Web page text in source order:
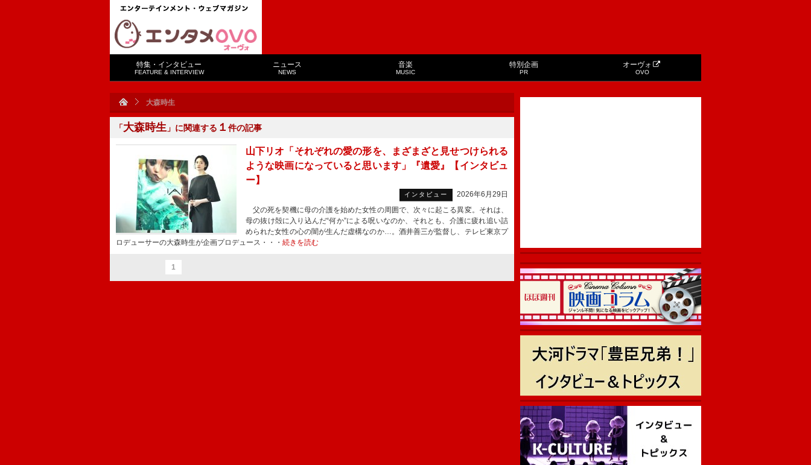
特集・インタビュー
FEATURE & INTERVIEW
ニュース
NEWS
音楽
MUSIC
特別企画
PR
オーヴォ
OVO
大森時生
「大森時生 」に関連する １ 件の記事
山下リオ「それぞれの愛の形を、まざまざと見せつけられる
ような映画になっていると思います」『遺愛』【インタビュ
ー】
インタビュー
2026年6月29日
父の死を契機に母の介護を始めた女性の周囲で、次々に起こる異変。それは、
母の抜け殻に入り込んだ“何か”による呪いなのか、それとも、介護に疲れ追い詰
められた女性の心の闇が生んだ虚構なのか…。酒井善三が監督し、テレビ東京プ
ロデューサーの大森時生が企画プロデュース・・・ 続きを読む
1